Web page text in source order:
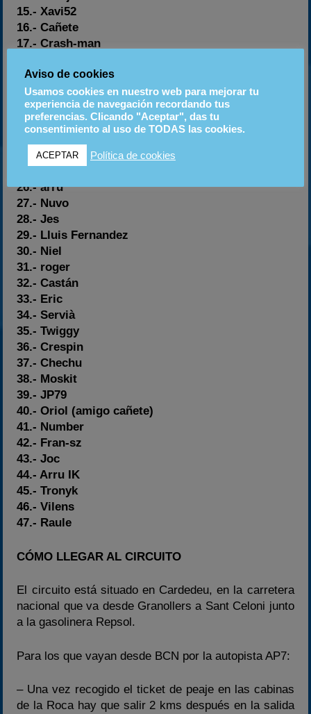
15.- Xavi52
16.- Cañete
17.- Crash-man
19.- Lligadas
20.- Axel
21.- Chanis
22.- Vectra IK
24.- Josel
26.- arru
27.- Nuvo
28.- Jes
29.- Lluis Fernandez
30.- Niel
31.- roger
32.- Castán
33.- Eric
34.- Servià
35.- Twiggy
36.- Crespin
37.- Chechu
38.- Moskit
39.- JP79
40.- Oriol (amigo cañete)
41.- Number
42.- Fran-sz
43.- Joc
44.- Arru IK
45.- Tronyk
46.- Vilens
47.- Raule
CÓMO LLEGAR AL CIRCUITO
El circuito está situado en Cardedeu, en la carretera
nacional que va desde Granollers a Sant Celoni junto
a la gasolinera Repsol.
Para los que vayan desde BCN por la autopista AP7:
– Una vez recogido el ticket de peaje en las cabinas
de la Roca hay que salir 2 kms después en la salida
Aviso de cookies
Usamos cookies en nuestro web para mejorar tu
experiencia de navegación recordando tus
preferencias. Clicando "Aceptar", das tu
consentimiento al uso de TODAS las cookies.
ACEPTAR Política de cookies